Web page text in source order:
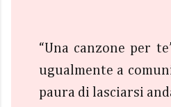
“Una canzone per
ugualmente a
paura di lasciarsi